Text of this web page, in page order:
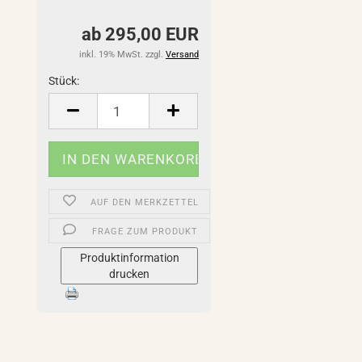
ab 295,00 EUR
inkl. 19% MwSt. zzgl. Versand
Stück:
Stück
AUF DEN MERKZETTEL
FRAGE ZUM PRODUKT
Produktinformation
drucken